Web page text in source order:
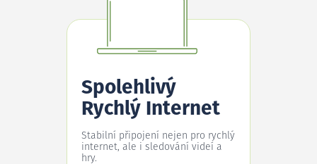
Spolehlivý
Rychlý Internet
Stabilní připojení nejen pro rychlý
internet, ale i sledování videí a
hry.